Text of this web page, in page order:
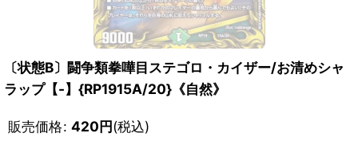
〔状態B〕闘争類拳嘩目ステゴロ・カイザー/お清めシャ
ラップ【-】{RP1915A/20}《自然》
販売価格: 420円(税込)